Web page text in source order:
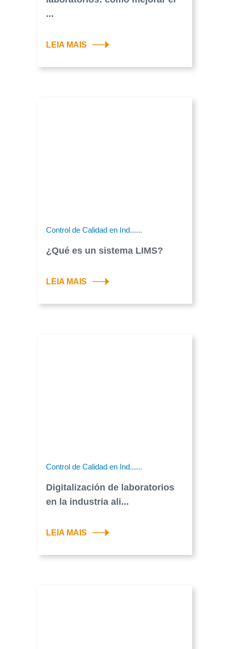
...
LEIA MAIS
Control de Calidad en Ind......
¿Qué es un sistema LIMS?
LEIA MAIS
Control de Calidad en Ind......
Digitalización de laboratorios
en la industria ali...
LEIA MAIS